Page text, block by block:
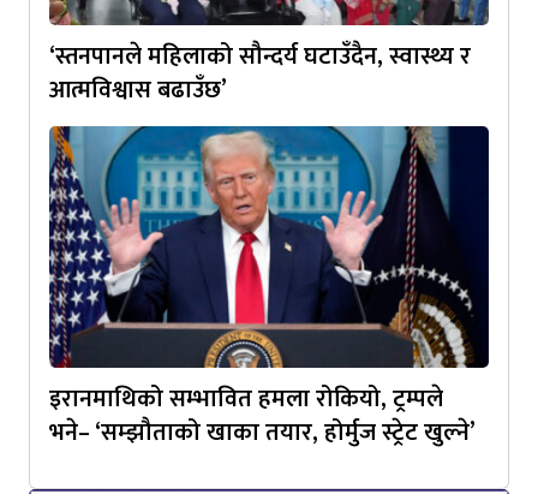
‘स्तनपानले महिलाको सौन्दर्य घटाउँदैन, स्वास्थ्य र
आत्मविश्वास बढाउँछ’
इरानमाथिको सम्भावित हमला रोकियो, ट्रम्पले
भने– ‘सम्झौताको खाका तयार, होर्मुज स्ट्रेट खुल्ने’